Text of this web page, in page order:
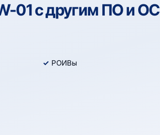
01 с другим ПО и ОС
РОИВы